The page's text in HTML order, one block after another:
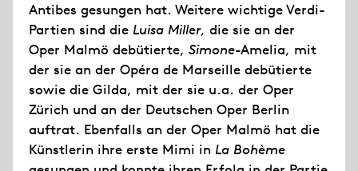
Antibes gesungen hat. Weitere wichtige Verdi-
Partien sind die Luisa Miller, die sie an der
Oper Malmö debütierte, Simone-Amelia, mit
der sie an der Opéra de Marseille debütierte
sowie die Gilda, mit der sie u.a. der Oper
Zürich und an der Deutschen Oper Berlin
auftrat. Ebenfalls an der Oper Malmö hat die
Künstlerin ihre erste Mimi in La Bohème